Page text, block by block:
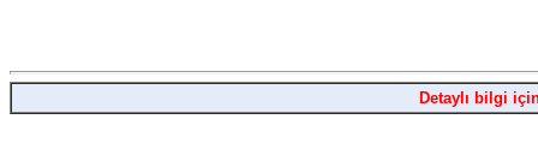
Detaylı bilgi